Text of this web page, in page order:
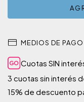
MEDIOS DE PAGO
Cuotas SIN
3 cuotas sin interés
15% de descuento